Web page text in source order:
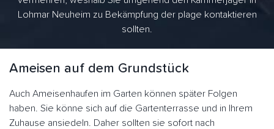
Lohmar Neuheim zu Bekämpfung der plage kontaktieren
sollten.
Ameisen auf dem Grundstück
Auch Ameisenhaufen im Garten können später Folgen
haben. Sie könne sich auf die Gartenterrasse und in Ihrem
Zuhause ansiedeln. Daher sollten sie sofort nach